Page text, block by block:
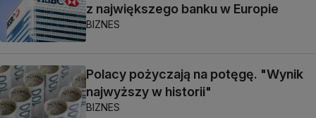
z największego banku w Europie
BIZNES
Polacy pożyczają na potęgę. "Wynik
najwyższy w historii"
BIZNES